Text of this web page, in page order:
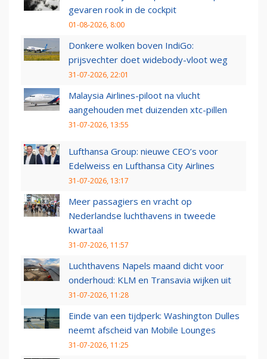
gevaren rook in de cockpit
01-08-2026, 8:00
Donkere wolken boven IndiGo:
prijsvechter doet widebody-vloot weg
31-07-2026, 22:01
Malaysia Airlines-piloot na vlucht
aangehouden met duizenden xtc-pillen
31-07-2026, 13:55
Lufthansa Group: nieuwe CEO’s voor
Edelweiss en Lufthansa City Airlines
31-07-2026, 13:17
Meer passagiers en vracht op
Nederlandse luchthavens in tweede
kwartaal
31-07-2026, 11:57
Luchthavens Napels maand dicht voor
onderhoud: KLM en Transavia wijken uit
31-07-2026, 11:28
Einde van een tijdperk: Washington Dulles
neemt afscheid van Mobile Lounges
31-07-2026, 11:25